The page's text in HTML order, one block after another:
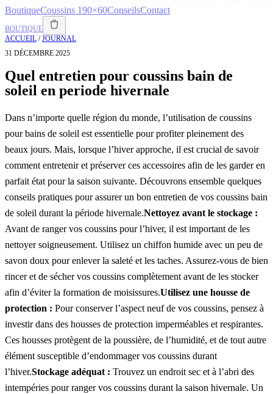
BoutiqueCoussins 190×60ConseilsContact
BOUTIQUE
ACCUEIL /JOURNAL
31 DÉCEMBRE 2025
Quel entretien pour coussins bain de
soleil en periode hivernale
Dans n’importe quelle région du monde, l’utilisation de coussins
pour bains de soleil est essentielle pour profiter pleinement des
beaux jours. Mais, lorsque l’hiver approche, il est crucial de savoir
comment entretenir et préserver ces accessoires afin de les garder en
parfait état pour la saison suivante. Découvrons ensemble quelques
conseils pratiques pour assurer un bon entretien de vos coussins bain
de soleil durant la période hivernale.Nettoyez avant le stockage :
Avant de ranger vos coussins pour l’hiver, il est important de les
nettoyer soigneusement. Utilisez un chiffon humide avec un peu de
savon doux pour enlever la saleté et les taches. Assurez-vous de bien
rincer et de sécher vos coussins complètement avant de les stocker
afin d’éviter la formation de moisissures.Utilisez une housse de
protection : Pour conserver l’aspect neuf de vos coussins, pensez à
investir dans des housses de protection imperméables et respirantes.
Ces housses protègent de la poussière, de l’humidité, et de tout autre
élément susceptible d’endommager vos coussins durant
l’hiver.Stockage adéquat : Trouvez un endroit sec et à l’abri des
intempéries pour ranger vos coussins durant la saison hivernale. Un